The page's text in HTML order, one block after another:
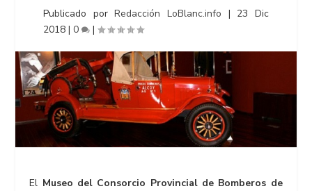
Publicado porRedacción LoBlanc.info | 23 Dic
2018 |0 |
El Museo del Consorcio Provincial de Bomberos de